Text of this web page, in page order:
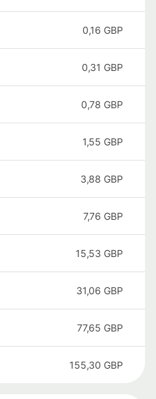
0,16 GBP
0,31 GBP
0,78 GBP
1,55 GBP
3,88 GBP
7,76 GBP
15,53 GBP
31,06 GBP
77,65 GBP
155,30 GBP